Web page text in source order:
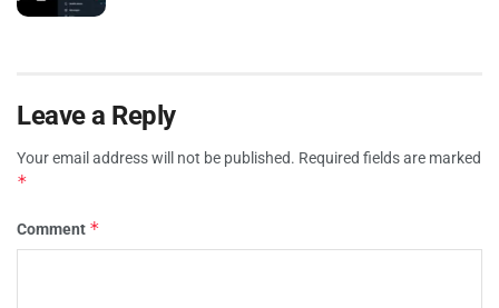
Leave a Reply
Your email address will not be published. Required fields are marked
*
Comment *